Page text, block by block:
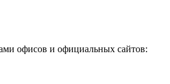
офисов и официальных сайтов: